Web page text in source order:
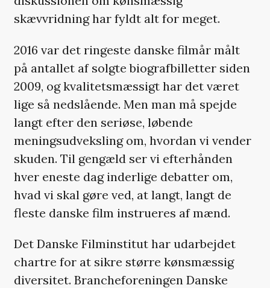
skævvridning har fyldt alt for meget.
2016 var det ringeste danske filmår målt
på antallet af solgte biografbilletter siden
2009, og kvalitetsmæssigt har det været
lige så nedslående. Men man må spejde
langt efter den seriøse, løbende
meningsudveksling om, hvordan vi vender
skuden. Til gengæld ser vi efterhånden
hver eneste dag inderlige debatter om,
hvad vi skal gøre ved, at langt, langt de
fleste danske film instrueres af mænd.
Det Danske Filminstitut har udarbejdet
chartre for at sikre større kønsmæssig
diversitet. Brancheforeningen Danske